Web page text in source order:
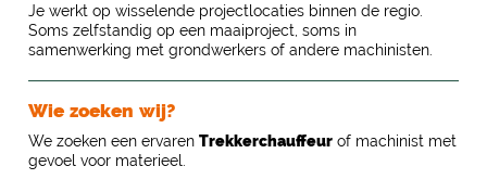
Je werkt op wisselende projectlocaties binnen de regio.
Soms zelfstandig op een maaiproject, soms in
samenwerking met grondwerkers of andere machinisten.
Wie zoeken wij?
We zoeken een ervarenTrekkerchauffeur of machinist met
gevoel voor materieel.